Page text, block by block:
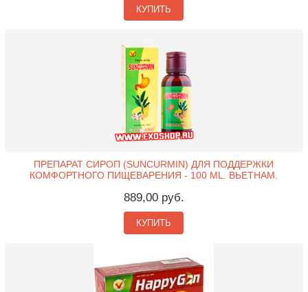
КУПИТЬ
ПРЕПАРАТ СИРОП (SUNCURMIN) ДЛЯ ПОДДЕРЖКИ
КОМФОРТНОГО ПИЩЕВАРЕНИЯ - 100 ML. ВЬЕТНАМ.
889,00 руб.
КУПИТЬ